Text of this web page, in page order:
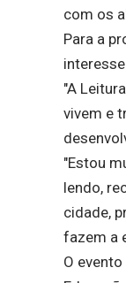
com os
Para a
"A
vivem e
"Estou
lendo,
cidade,
fazem a
O